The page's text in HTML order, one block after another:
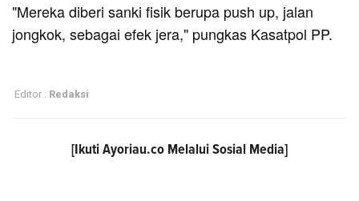
"Mereka diberi sanki fisik berupa push up, jalan
jongkok, sebagai efek jera," pungkas Kasatpol PP.
Editor : Redaksi
[Ikuti Ayoriau.co Melalui Sosial Media]